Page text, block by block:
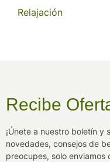
Relajación
Recibe
¡Únete a nuestro boletín y
novedades, consejos de
preocupes, solo